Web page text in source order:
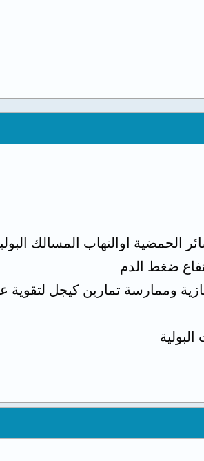
الحمضية اوالتهاب المسالك
ضغط الدم
وممارسة تمارين كيجل